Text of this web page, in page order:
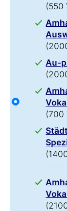
(550
Au-
(700